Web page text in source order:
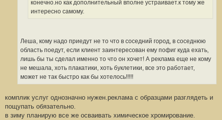
конечно.но как дополнительный вполне устраивает.к тому же
интересно самому.
Леша, кому надо приедут не то что в соседний город, в соседнюю
область поедут, если клиент заинтересован ему пофиг куда ехать,
лишь бы ты сделал именно то что он хочет! А реклама еще не кому
не мешала, хоть плакатики, хоть буклетики, все это работает,
может не так быстро как бы хотелось!!!!!
комплик услуг однозначно нужен.реклама с образцами разглядеть и
пощупать обязательно.
в зиму планирую все же осваивать химическое хромирование.